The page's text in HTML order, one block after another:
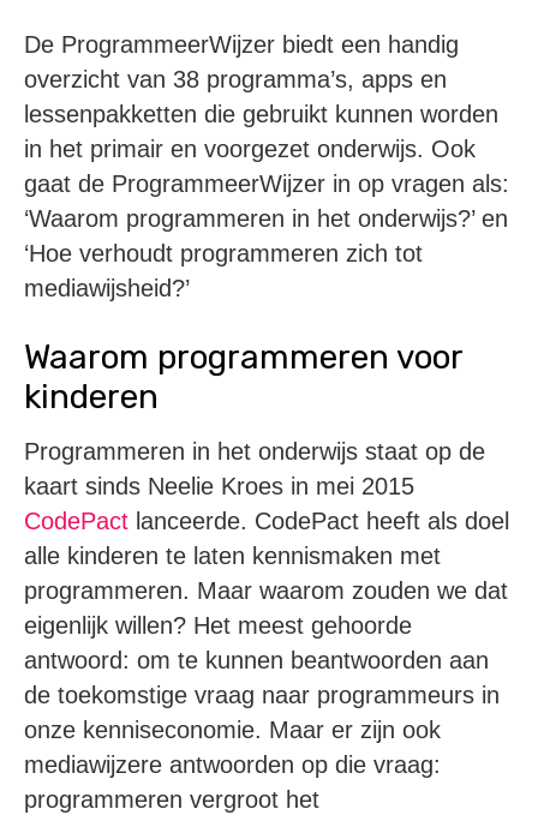
De ProgrammeerWijzer biedt een handig
overzicht van 38 programma’s, apps en
lessenpakketten die gebruikt kunnen worden
in het primair en voorgezet onderwijs. Ook
gaat de ProgrammeerWijzer in op vragen als:
‘Waarom programmeren in het onderwijs?’ en
‘Hoe verhoudt programmeren zich tot
mediawijsheid?’
Waarom programmeren voor
kinderen
Programmeren in het onderwijs staat op de
kaart sinds Neelie Kroes in mei 2015
CodePact lanceerde. CodePact heeft als doel
alle kinderen te laten kennismaken met
programmeren. Maar waarom zouden we dat
eigenlijk willen? Het meest gehoorde
antwoord: om te kunnen beantwoorden aan
de toekomstige vraag naar programmeurs in
onze kenniseconomie. Maar er zijn ook
mediawijzere antwoorden op die vraag:
programmeren vergroot het